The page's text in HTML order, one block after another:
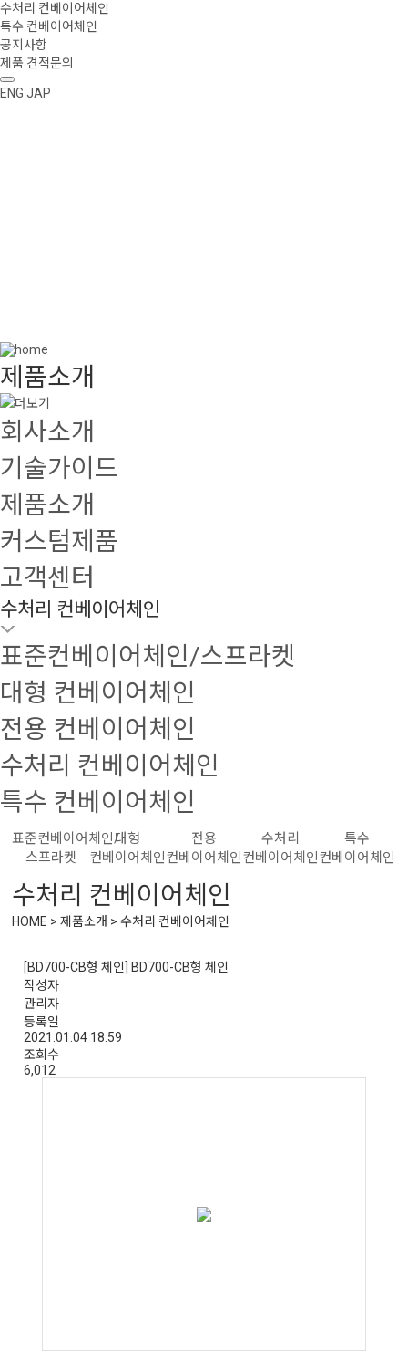
수처리 컨베이어체인
특수 컨베이어체인
공지사항
제품 견적문의
ENG JAP
제품소개
회사소개
기술가이드
제품소개
커스텀제품
고객센터
수처리 컨베이어체인
표준컨베이어체인/스프라켓
대형 컨베이어체인
전용 컨베이어체인
수처리 컨베이어체인
특수 컨베이어체인
표준컨베이어체인/
스프라켓
대형
컨베이어체인
전용
컨베이어체인
수처리
컨베이어체인
특수
컨베이어체인
수처리 컨베이어체인
HOME > 제품소개 > 수처리 컨베이어체인
[BD700-CB형 체인] BD700-CB형 체인
작성자
관리자
등록일
2021.01.04 18:59
조회수
6,012